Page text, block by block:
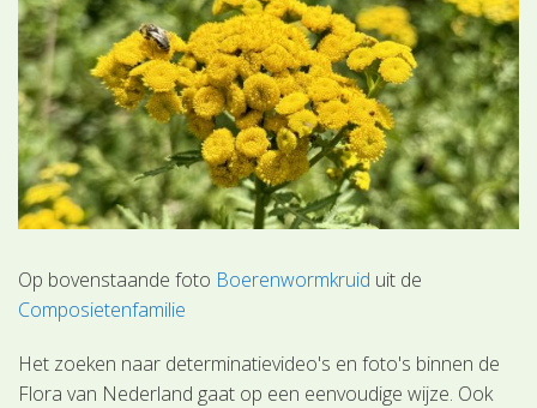
Op bovenstaande foto Boerenwormkruid uit de
Composietenfamilie
Het zoeken naar determinatievideo's en foto's binnen de
Flora van Nederland gaat op een eenvoudige wijze. Ook